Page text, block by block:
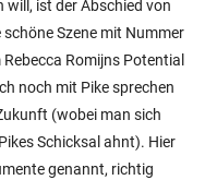
ist der Abschied von
Szene mit Nummer
Romijns Potential
noch mit Pike sprechen
(wobei man sich
Schicksal ahnt). Hier
genannt, richtig